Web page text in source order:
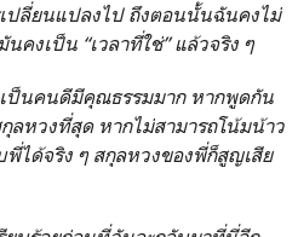
ปลี่ยนแปลงไป ถึงตอนนั้นฉันคงไม่
คงเป็น “เวลาที่ใช่” แล้วจริง ๆ
ป็นคนดีมีคุณธรรมมาก หากพูดกัน
ลหวงที่สุด หากไม่สามารถโน้มน้าว
พี่ได้จริง ๆ สกุลหวงของพี่ก็สูญเสีย